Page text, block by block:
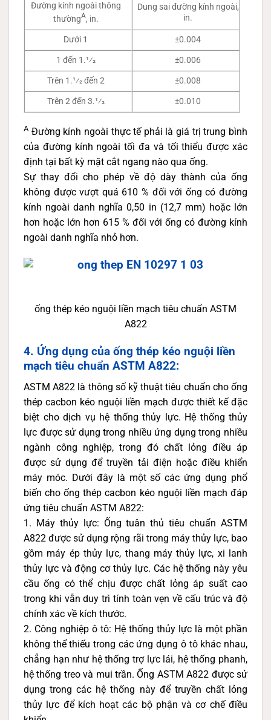
Đường kính ngoài thông
thườngA, in.
Dung sai đường kính ngoài,
in.
Dưới 1
±0.004
1 đến 1.1⁄2
±0.006
Trên 1.1⁄2 đến 2
±0.008
Trên 2 đến 3.1⁄2
±0.010
AĐường kính ngoài thực tế phải là giá trị trung bình
của đường kính ngoài tối đa và tối thiểu được xác
định tại bất kỳ mặt cắt ngang nào qua ống.
Sự thay đổi cho phép về độ dày thành của ống
không được vượt quá 610 % đối với ống có đường
kính ngoài danh nghĩa 0,50 in (12,7 mm) hoặc lớn
hơn hoặc lớn hơn 615 % đối với ống có đường kính
ngoài danh nghĩa nhỏ hơn.
ống thép kéo nguội liền mạch tiêu chuẩn ASTM
A822
4. Ứng dụng của ống thép kéo nguội liền
mạch tiêu chuẩn ASTM A822:
ASTM A822 là thông số kỹ thuật tiêu chuẩn cho ống
thép cacbon kéo nguội liền mạch được thiết kế đặc
biệt cho dịch vụ hệ thống thủy lực. Hệ thống thủy
lực được sử dụng trong nhiều ứng dụng trong nhiều
ngành công nghiệp, trong đó chất lỏng điều áp
được sử dụng để truyền tải điện hoặc điều khiển
máy móc. Dưới đây là một số các ứng dụng phổ
biến cho ống thép cacbon kéo nguội liền mạch đáp
ứng tiêu chuẩn ASTM A822:
1. Máy thủy lực: Ống tuân thủ tiêu chuẩn ASTM
A822 được sử dụng rộng rãi trong máy thủy lực, bao
gồm máy ép thủy lực, thang máy thủy lực, xi lanh
thủy lực và động cơ thủy lực. Các hệ thống này yêu
cầu ống có thể chịu được chất lỏng áp suất cao
trong khi vẫn duy trì tính toàn vẹn về cấu trúc và độ
chính xác về kích thước.
2. Công nghiệp ô tô: Hệ thống thủy lực là một phần
không thể thiếu trong các ứng dụng ô tô khác nhau,
chẳng hạn như hệ thống trợ lực lái, hệ thống phanh,
hệ thống treo và mui trần. Ống ASTM A822 được sử
dụng trong các hệ thống này để truyền chất lỏng
thủy lực để kích hoạt các bộ phận và cơ chế điều